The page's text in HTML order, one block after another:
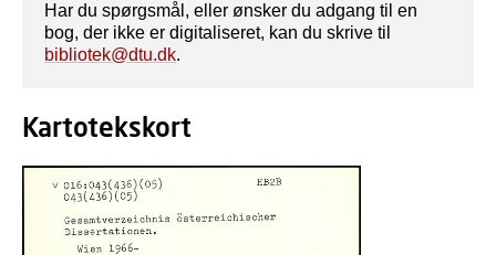
Har du spørgsmål, eller ønsker du adgang til en
bog, der ikke er digitaliseret, kan du skrive til
bibliotek@dtu.dk.
Kartotekskort